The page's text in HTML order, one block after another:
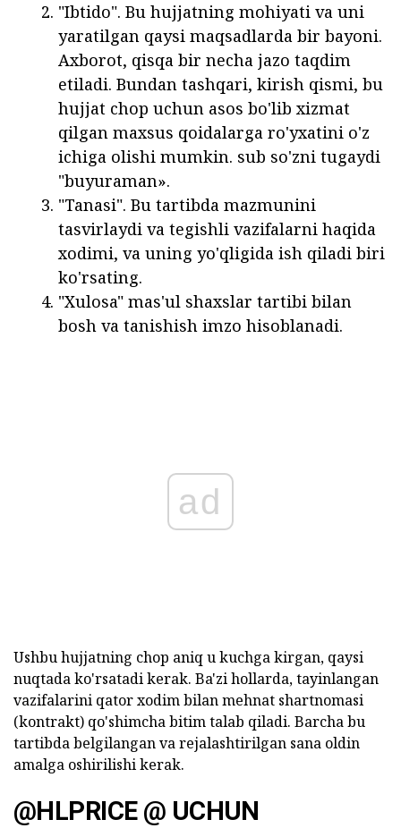
"Ibtido". Bu hujjatning mohiyati va uni
yaratilgan qaysi maqsadlarda bir bayoni.
Axborot, qisqa bir necha jazo taqdim
etiladi. Bundan tashqari, kirish qismi, bu
hujjat chop uchun asos bo'lib xizmat
qilgan maxsus qoidalarga ro'yxatini o'z
ichiga olishi mumkin. sub so'zni tugaydi
"buyuraman».
"Tanasi". Bu tartibda mazmunini
tasvirlaydi va tegishli vazifalarni haqida
xodimi, va uning yo'qligida ish qiladi biri
ko'rsating.
"Xulosa" mas'ul shaxslar tartibi bilan
bosh va tanishish imzo hisoblanadi.
ad
Ushbu hujjatning chop aniq u kuchga kirgan, qaysi
nuqtada ko'rsatadi kerak. Ba'zi hollarda, tayinlangan
vazifalarini qator xodim bilan mehnat shartnomasi
(kontrakt) qo'shimcha bitim talab qiladi. Barcha bu
tartibda belgilangan va rejalashtirilgan sana oldin
amalga oshirilishi kerak.
@HLPRICE @ UCHUN